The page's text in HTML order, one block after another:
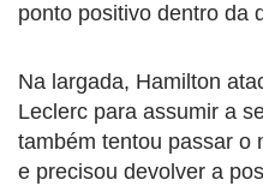
ponto positivo dentro da
Na largada, Hamilton
Leclerc para assumir a
também tentou passar o
e precisou devolver a